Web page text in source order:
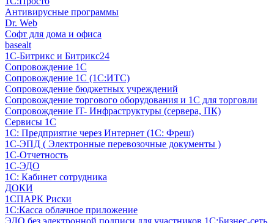
Антивирусные программы
Dr. Web
Софт для дома и офиса
basealt
1С-Битрикс и Битрикс24
Сопровождение 1С
Сопровождение 1С (1С:ИТС)
Сопровождение бюджетных учреждений
Сопровождение торгового оборудования и 1С для торговли
Сопровождение IT- Инфраструктуры (сервера, ПК)
Сервисы 1С
1С: Предприятие через Интернет (1С: Фреш)
1С-ЭПД ( Электронные перевозочные документы )
1С-Отчетность
1С-ЭДО
1С: Кабинет сотрудника
ДОКИ
1СПАРК Риски
1С:Касса облачное приложение
ЭДО без электронной подписи для участников 1С:Бизнес-сеть